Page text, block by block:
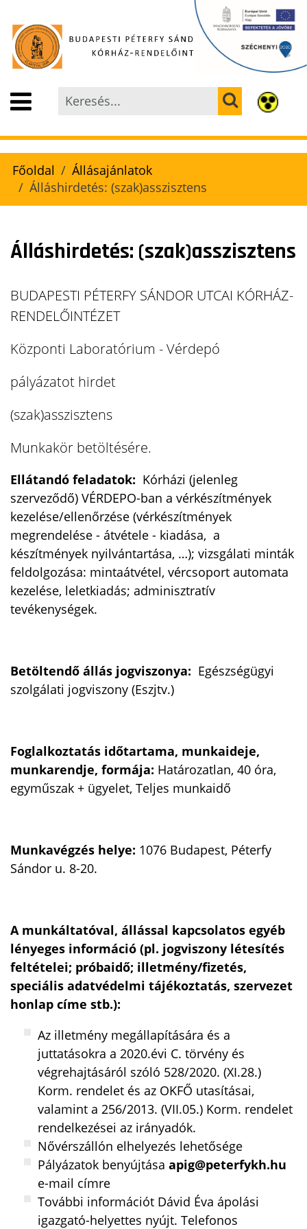
Főoldal
Állásajánlatok
Álláshirdetés: (szak)asszisztens
Álláshirdetés: (szak)asszisztens
BUDAPESTI PÉTERFY SÁNDOR UTCAI KÓRHÁZ-
RENDELŐINTÉZET
Központi Laboratórium - Vérdepó
pályázatot hirdet
(szak)asszisztens
Munkakör betöltésére.
Ellátandó feladatok: Kórházi (jelenleg
szerveződő) VÉRDEPO-ban a vérkészítmények
kezelése/ellenőrzése (vérkészítmények
megrendelése - átvétele - kiadása, a
készítmények nyilvántartása, …); vizsgálati minták
feldolgozása: mintaátvétel, vércsoport automata
kezelése, leletkiadás; adminisztratív
tevékenységek.
Betöltendő állás jogviszonya: Egészségügyi
szolgálati jogviszony (Eszjtv.)
Foglalkoztatás időtartama, munkaideje,
munkarendje, formája: Határozatlan, 40 óra,
egyműszak + ügyelet, Teljes munkaidő
Munkavégzés helye: 1076 Budapest, Péterfy
Sándor u. 8-20.
A munkáltatóval, állással kapcsolatos egyéb
lényeges információ (pl. jogviszony létesítés
feltételei; próbaidő; illetmény/fizetés,
speciális adatvédelmi tájékoztatás, szervezet
honlap címe stb.):
Az illetmény megállapítására és a
juttatásokra a 2020.évi C. törvény és
végrehajtásáról szóló 528/2020. (XI.28.)
Korm. rendelet és az OKFŐ utasításai,
valamint a 256/2013. (VII.05.) Korm. rendelet
rendelkezései az irányadók.
Nővérszállón elhelyezés lehetősége
Pályázatok benyújtása apig@peterfykh.hu
e-mail címre
További információt Dávid Éva ápolási
igazgató-helyettes nyújt. Telefonos